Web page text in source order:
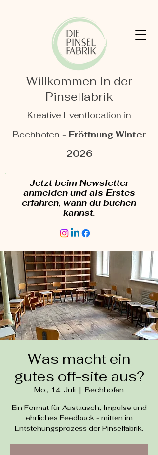
Willkommen in der
Pinselfabrik
Kreative Eventlocation in
Bechhofen - Eröffnung Winter
2026
Jetzt beim Newsletter
anmelden und als Erstes
erfahren, wann du buchen
kannst.
Was macht ein
gutes off-site aus?
Mo., 14. Juli
  |
Bechhofen
Ein Format für Austausch, Impulse und
ehrliches Feedback - mitten im
Entstehungsprozess der Pinselfabrik.